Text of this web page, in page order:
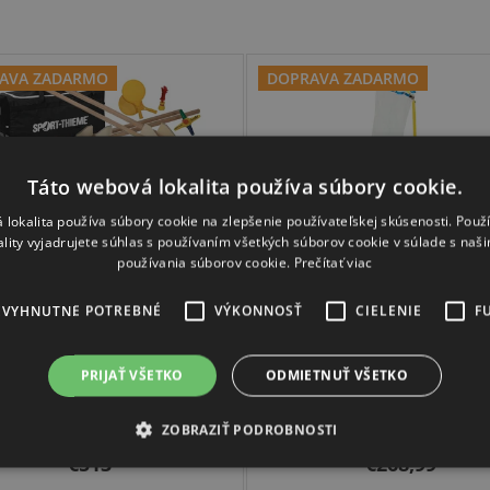
ZADARMO
herný školský
€513
DOPRAVA ZADARMO
Spectrum
€268,99
Táto webová lokalita používa súbory cookie.
lokalita používa súbory cookie na zlepšenie používateľskej skúsenosti.
vyjadrujete súhlas s používaním všetkých súborov cookie v súlade s
používania súborov cookie. Prečítať viac
POTREBNÉ VÝKONNOSŤ CIELENIE
PRIJAŤ VŠETKO ODMIETNUŤ VŠETKO
ZOBRAZIŤ PODROBNOSTI